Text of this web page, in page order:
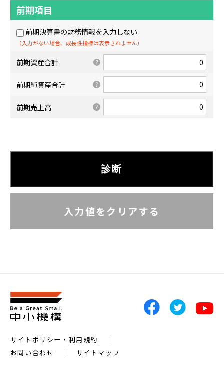
前期項目
前期決算書の財務情報を入力しない
（入力がない場合、成長性指標は表示されません）
前期資産合計
前期純資産合計
前期売上高
診断
入力値をクリアする
サイトポリシー・利用規約
お問い合わせ
サイトマップ